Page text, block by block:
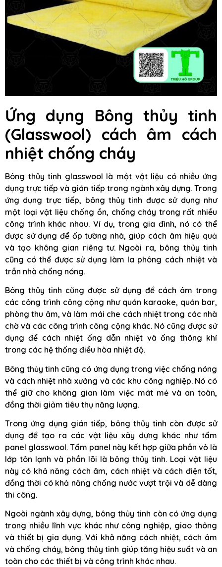
Ứng dụng Bông thủy tinh
(Glasswool) cách âm cách
nhiệt chống cháy
Bông thủy tinh glasswool là một vật liệu có nhiều ứng
dụng trực tiếp và gián tiếp trong ngành xây dựng. Trong
ứng dụng trực tiếp, bông thủy tinh được sử dụng như
một loại vật liệu chống ồn, chống cháy trong rất nhiều
công trình khác nhau. Ví dụ, trong gia đình, nó có thể
được sử dụng để ốp tường nhà, giúp cách âm hiệu quả
và tạo không gian riêng tư. Ngoài ra, bông thủy tinh
cũng có thể được sử dụng làm la phông cách nhiệt và
trần nhà chống nóng.
Bông thủy tinh cũng được sử dụng để cách âm trong
các công trình công cộng như quán karaoke, quán bar,
phòng thu âm, và làm mái che cách nhiệt trong các nhà
chờ và các công trình công cộng khác. Nó cũng được sử
dụng để cách nhiệt ống dẫn nhiệt và ống thông khí
trong các hệ thống điều hòa nhiệt độ.
Bông thủy tinh cũng có ứng dụng trong việc chống nóng
và cách nhiệt nhà xưởng và các khu công nghiệp. Nó có
thể giữ cho không gian làm việc mát mẻ và an toàn,
đồng thời giảm tiêu thụ năng lượng.
Trong ứng dụng gián tiếp, bông thủy tinh còn được sử
dụng để tạo ra các vật liệu xây dựng khác như tấm
panel glasswool. Tấm panel này kết hợp giữa phần vỏ là
lớp tôn lạnh và phần lõi là bông thủy tinh. Loại vật liệu
này có khả năng cách âm, cách nhiệt và cách điện tốt,
đồng thời có khả năng chống nước vượt trội và dễ dàng
thi công.
Ngoài ngành xây dựng, bông thủy tinh còn có ứng dụng
trong nhiều lĩnh vực khác như công nghiệp, giao thông
và thiết bị gia dụng. Với khả năng cách nhiệt, cách âm
và chống cháy, bông thủy tinh giúp tăng hiệu suất và an
toàn cho các thiết bị và công trình khác nhau.